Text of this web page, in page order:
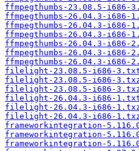
ffmpegthumbs-23.08.5-i686-
ffmpegthumbs-26.04.3-i686-
ffmpegthumbs-26.04.3-i686-
ffmpegthumbs-26.04.3-i686-
ffmpegthumbs-26.04.3-i686-
ffmpegthumbs-26.04.3-i686-
ffmpegthumbs-26.04.3-i686-
filelight-23.08.5-i686-
filelight-23.08.5-i686-
filelight-23.08.5-i686-
filelight-26.04.3-i686-
filelight-26.04.3-i686-
filelight-26.04.3-i686-
frameworkintegration-
frameworkintegration-
frameworkintegration-